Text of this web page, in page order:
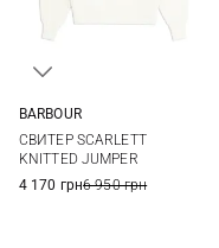
16
BARBOUR
СВИТЕР SCARLETT
KNITTED JUMPER
4 170 грн6 950 грн